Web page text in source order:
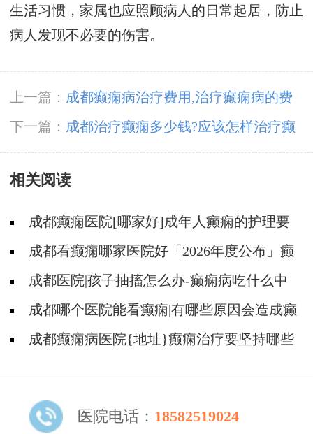
生活习惯，家属也应照顾病人的日常起居，防止
病人发现不必要的伤害。
上一篇： 成都癫痫病治疗费用,治疗癫痫病的费
用多少钱呢?
下一篇： 成都治疗癫痫多少钱?应该怎样治疗癫
痫病?
相关阅读
成都癫痫医院[哪家好]成年人癫痫的护理要
做到哪些?
成都看癫痫哪家医院好「2026年度公布」癫
痫是遗传的吗?
成都医院|孩子抽搐怎么办-癫痫病吃什么中
药?成都哪个医院能看癫痫|有哪些原因会造成癫
痫?成都癫痫病医院{地址}癫痫治疗要坚持哪些
医院电话： 18582519024